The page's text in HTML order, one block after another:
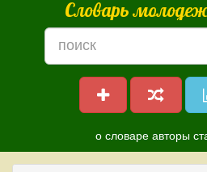
Словарь
о словаре авторы